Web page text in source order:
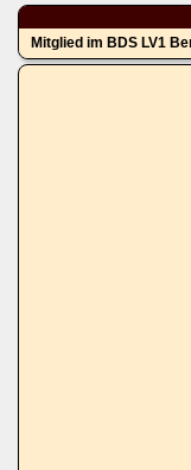
Mitglied im BDS LV1